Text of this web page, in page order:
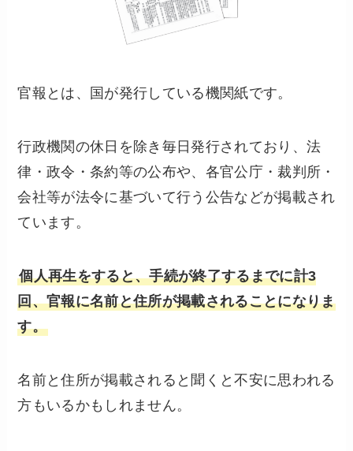
官報とは、国が発行している機関紙です。
行政機関の休日を除き毎日発行されており、法
律・政令・条約等の公布や、各官公庁・裁判所・
会社等が法令に基づいて行う公告などが掲載され
ています。
個人再生をすると、手続が終了するまでに計3
回、官報に名前と住所が掲載されることになりま
す。
名前と住所が掲載されると聞くと不安に思われる
方もいるかもしれません。